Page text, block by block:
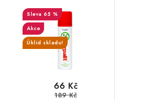
150 ml
65 %
Akce
Úklid skladu!
66 Kč
189 Kč